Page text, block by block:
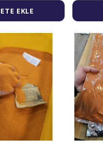
EKLE